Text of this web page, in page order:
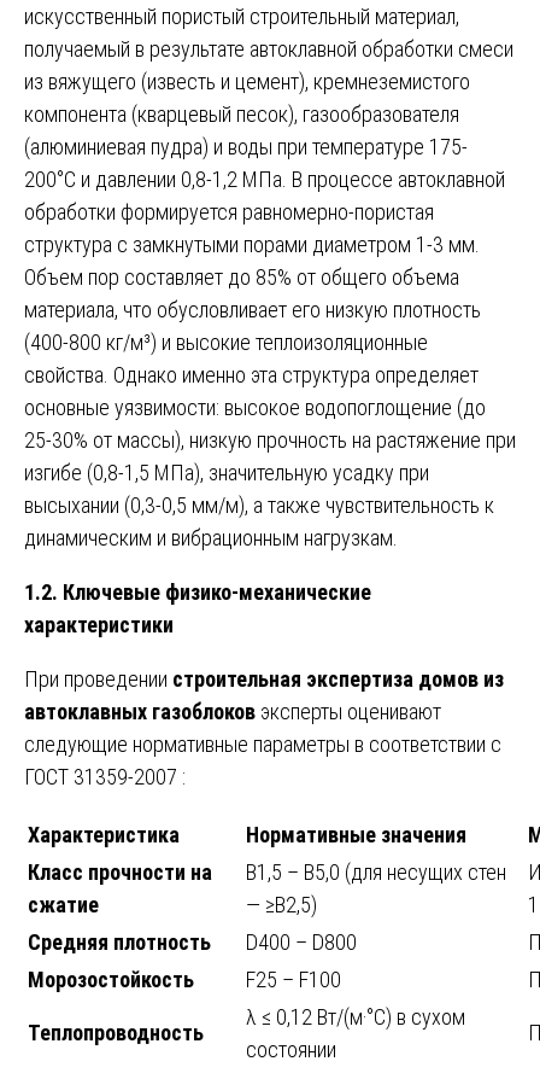
искусственный пористый строительный материал,
получаемый в результате автоклавной обработки смеси
из вяжущего (известь и цемент), кремнеземистого
компонента (кварцевый песок), газообразователя
(алюминиевая пудра) и воды при температуре 175-
200°С и давлении 0,8-1,2 МПа. В процессе автоклавной
обработки формируется равномерно-пористая
структура с замкнутыми порами диаметром 1-3 мм.
Объем пор составляет до 85% от общего объема
материала, что обусловливает его низкую плотность
(400-800 кг/м³) и высокие теплоизоляционные
свойства. Однако именно эта структура определяет
основные уязвимости: высокое водопоглощение (до
25-30% от массы), низкую прочность на растяжение при
изгибе (0,8-1,5 МПа), значительную усадку при
высыхании (0,3-0,5 мм/м), а также чувствительность к
динамическим и вибрационным нагрузкам.
1.2. Ключевые физико-механические
характеристики
При проведении строительная экспертиза домов из
автоклавных газоблоков эксперты оценивают
следующие нормативные параметры в соответствии с
ГОСТ 31359-2007 :
Характеристика Нормативные значения
Класс прочности на
сжатие
В1,5 – В5,0 (для несущих стен
— ≥В2,5)
Средняя плотность
D400 – D800
Морозостойкость
F25 – F100
Теплопроводность
λ ≤ 0,12 Вт/(м·°С) в сухом
состоянии